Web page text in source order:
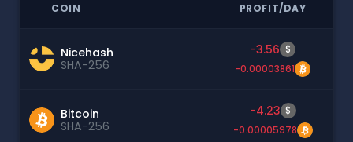
COIN PROFIT/DAY
Nicehash
SHA-256
-3.56 $
-0.00003861
Bitcoin
SHA-256
-4.23 $
-0.00005978